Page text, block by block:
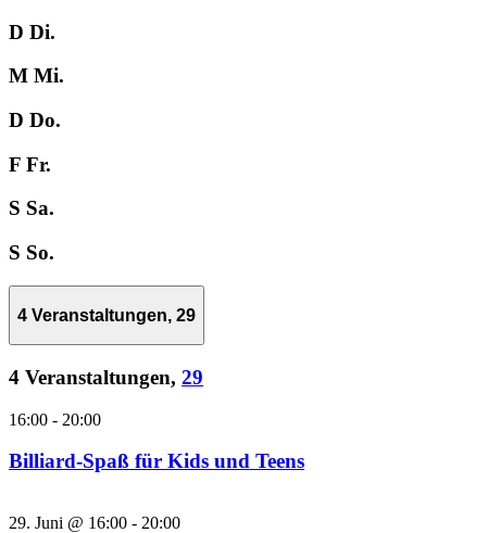
D Di.
M Mi.
D Do.
F Fr.
S Sa.
S So.
4 Veranstaltungen, 29
4 Veranstaltungen, 29
16:00 - 20:00
Billiard-Spaß für Kids und Teens
29. Juni @ 16:00 - 20:00